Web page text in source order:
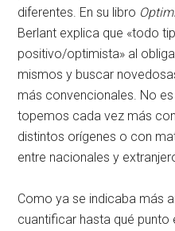
diferentes. En su libro
Berlant explica que «todo
positivo/optimista» al
mismos y buscar
más convencionales. No
topemos cada vez más
distintos orígenes o con
entre nacionales y
Como ya se indicaba más
cuantificar hasta qué